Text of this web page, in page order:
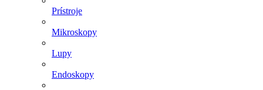
Prístroje
Mikroskopy
Lupy
Endoskopy